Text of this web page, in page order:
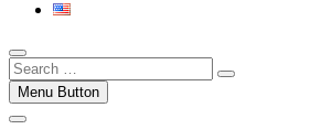
Menu Button